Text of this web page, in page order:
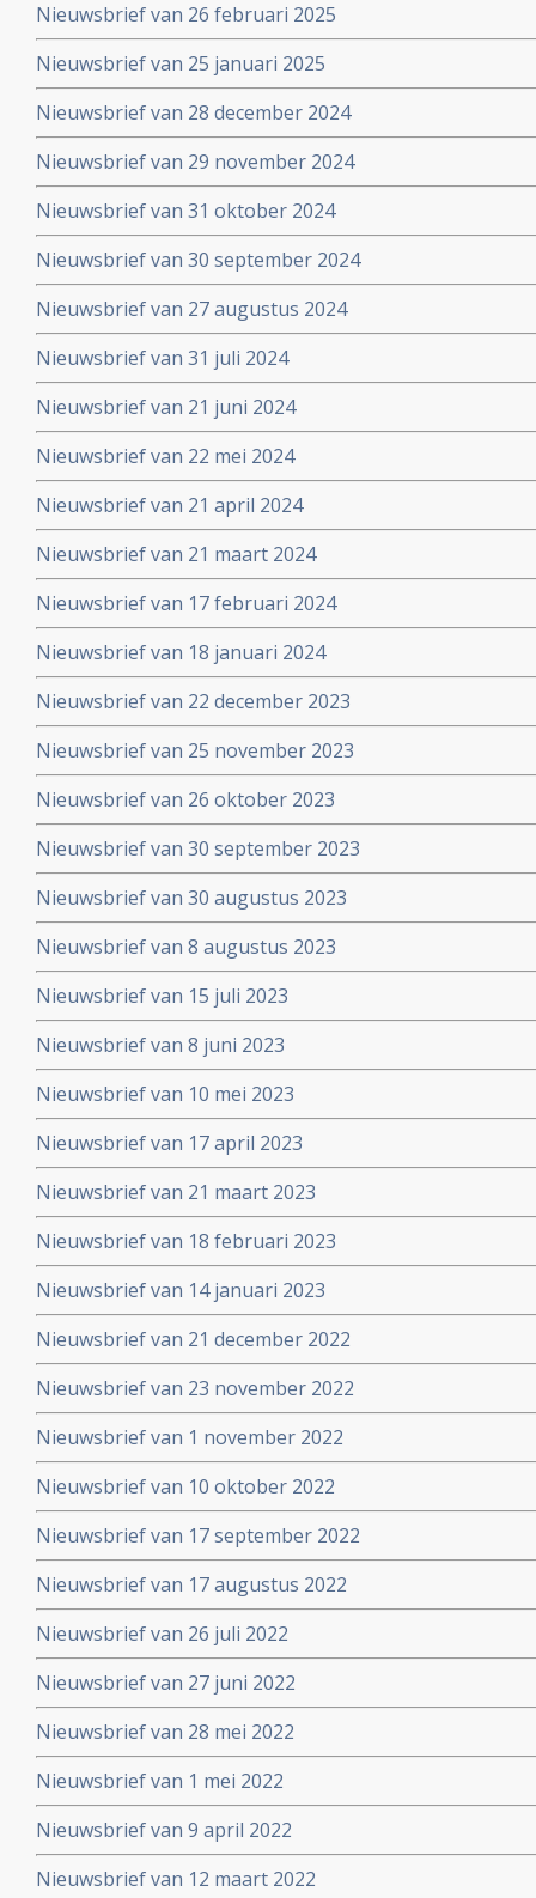
Nieuwsbrief van 26 februari 2025
Nieuwsbrief van 25 januari 2025
Nieuwsbrief van 28 december 2024
Nieuwsbrief van 29 november 2024
Nieuwsbrief van 31 oktober 2024
Nieuwsbrief van 30 september 2024
Nieuwsbrief van 27 augustus 2024
Nieuwsbrief van 31 juli 2024
Nieuwsbrief van 21 juni 2024
Nieuwsbrief van 22 mei 2024
Nieuwsbrief van 21 april 2024
Nieuwsbrief van 21 maart 2024
Nieuwsbrief van 17 februari 2024
Nieuwsbrief van 18 januari 2024
Nieuwsbrief van 22 december 2023
Nieuwsbrief van 25 november 2023
Nieuwsbrief van 26 oktober 2023
Nieuwsbrief van 30 september 2023
Nieuwsbrief van 30 augustus 2023
Nieuwsbrief van 8 augustus 2023
Nieuwsbrief van 15 juli 2023
Nieuwsbrief van 8 juni 2023
Nieuwsbrief van 10 mei 2023
Nieuwsbrief van 17 april 2023
Nieuwsbrief van 21 maart 2023
Nieuwsbrief van 18 februari 2023
Nieuwsbrief van 14 januari 2023
Nieuwsbrief van 21 december 2022
Nieuwsbrief van 23 november 2022
Nieuwsbrief van 1 november 2022
Nieuwsbrief van 10 oktober 2022
Nieuwsbrief van 17 september 2022
Nieuwsbrief van 17 augustus 2022
Nieuwsbrief van 26 juli 2022
Nieuwsbrief van 27 juni 2022
Nieuwsbrief van 28 mei 2022
Nieuwsbrief van 1 mei 2022
Nieuwsbrief van 9 april 2022
Nieuwsbrief van 12 maart 2022